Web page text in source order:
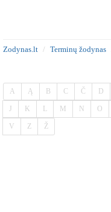
Zodynas.lt
Terminų žodynas
A Ą B C Č D
J K L M N O
V Z Ž